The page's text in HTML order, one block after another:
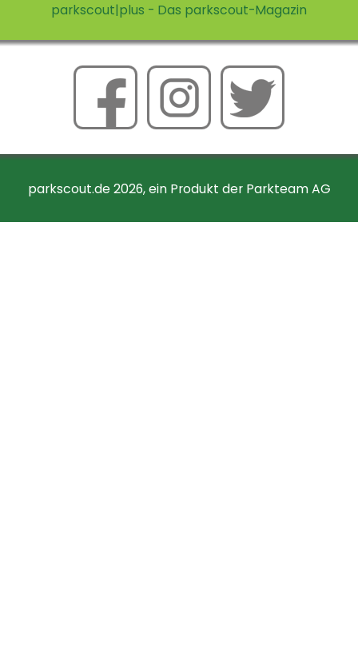
parkscout|plus - Das parkscout-Magazin
parkscout.de 2026, ein Produkt der Parkteam AG